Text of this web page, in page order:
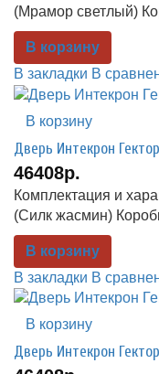
(Мрамор светлый)
В корзину
В закладки В
В корзину
Дверь Интекрон
46408р.
Комплектация и
(Силк жасмин)
В корзину
В закладки В
В корзину
Дверь Интекрон